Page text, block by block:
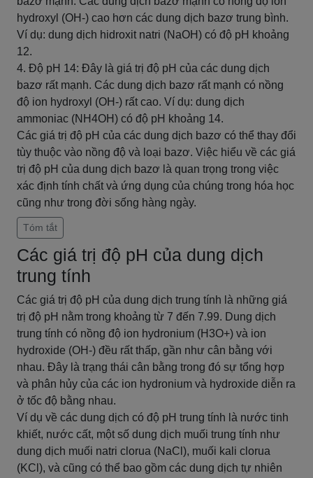
hydroxyl (OH-) cao hơn các dung dịch bazơ trung bình.
Ví dụ: dung dịch hidroxit natri (NaOH) có độ pH khoảng
12.
4. Độ pH 14: Đây là giá trị độ pH của các dung dịch
bazơ rất mạnh. Các dung dịch bazơ rất mạnh có nồng
độ ion hydroxyl (OH-) rất cao. Ví dụ: dung dịch
ammoniac (NH4OH) có độ pH khoảng 14.
Các giá trị độ pH của các dung dịch bazơ có thể thay đổi
tùy thuộc vào nồng độ và loại bazơ. Việc hiểu về các giá
trị độ pH của dung dịch bazơ là quan trọng trong việc
xác định tính chất và ứng dụng của chúng trong hóa học
cũng như trong đời sống hàng ngày.
Tóm tắt
Các giá trị độ pH của dung dịch
trung tính
Các giá trị độ pH của dung dịch trung tính là những giá
trị độ pH nằm trong khoảng từ 7 đến 7.99. Dung dịch
trung tính có nồng độ ion hydronium (H3O+) và ion
hydroxide (OH-) đều rất thấp, gần như cân bằng với
nhau. Đây là trạng thái cân bằng trong đó sự tổng hợp
và phân hủy của các ion hydronium và hydroxide diễn ra
ở tốc độ bằng nhau.
Ví dụ về các dung dịch có độ pH trung tính là nước tinh
khiết, nước cất, một số dung dịch muối trung tính như
dung dịch muối natri clorua (NaCl), muối kali clorua
(KCl), và cũng có thể bao gồm các dung dịch tự nhiên